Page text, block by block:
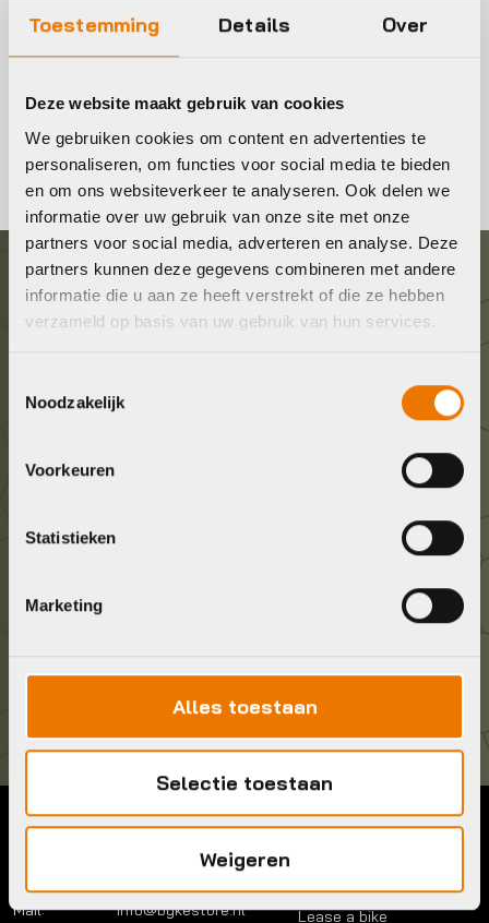
Toestemming Details Over
Deze website maakt gebruik van cookies
We gebruiken cookies om content en advertenties te
personaliseren, om functies voor social media te bieden
en om ons websiteverkeer te analyseren. Ook delen we
informatie over uw gebruik van onze site met onze
partners voor social media, adverteren en analyse. Deze
partners kunnen deze gegevens combineren met andere
informatie die u aan ze heeft verstrekt of die ze hebben
verzameld op basis van uw gebruik van hun services.
Noodzakelijk
Voorkeuren
Statistieken
Marketing
Alles toestaan
Selectie toestaan
Weigeren
winkel. Alle kinderfietsen worden rijklaar geleverd, inclusief
ons servicepakket.
Moeite met het kiezen van de juiste maat? Neem contact
met ons op en wij helpen je verder!
Graag in contact komen?
onderstaande gegevens.
info@bykestore.nl
Geef ons een belletje
Brouwerstraat 8B
1315 BP Almere
Telefoon:
036 5304422
Mail:
info@bykestore.nl
Account
Lease a bike